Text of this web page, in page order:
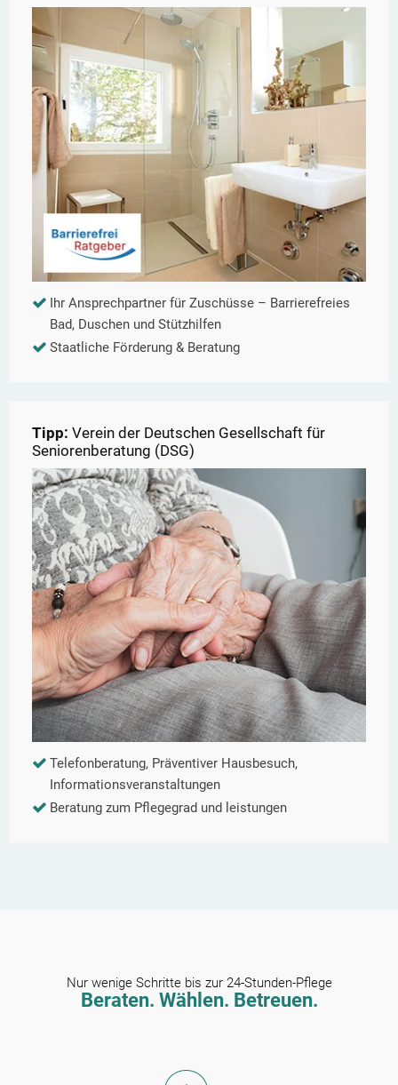
Ihr Ansprechpartner für Zuschüsse – Barrierefreies
Bad, Duschen und Stützhilfen
Staatliche Förderung & Beratung
Tipp: Verein der Deutschen Gesellschaft für
Seniorenberatung (DSG)
Telefonberatung, Präventiver Hausbesuch,
Informationsveranstaltungen
Beratung zum Pflegegrad und leistungen
Nur wenige Schritte bis zur 24-Stunden-Pflege
Beraten. Wählen. Betreuen.